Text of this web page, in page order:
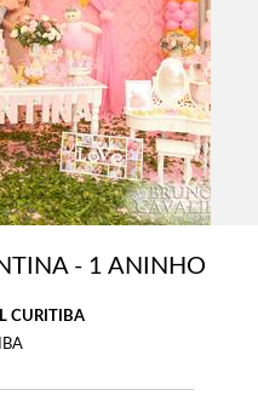
- 1 ANINHO
CURITIBA